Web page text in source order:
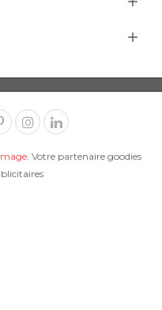
. Votre partenaire goodies